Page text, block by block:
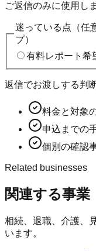
ご返信のみに使用し
迷っている点（任
プ）
有料レポート希
返信でお渡しする判
料金と対象
申込までの
個別の確認
Related businesses
関連する事業
相続、退職、介護、
います。